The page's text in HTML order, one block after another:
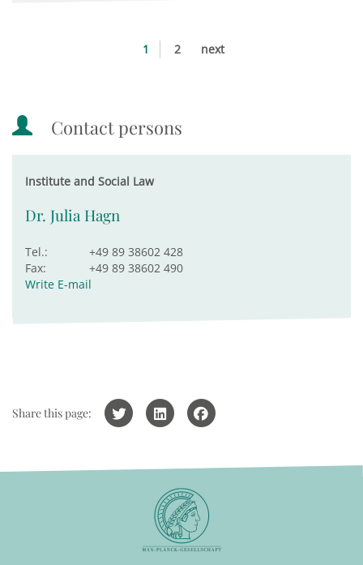
1 2 next
Contact persons
Institute and Social Law
Dr. Julia Hagn
Tel.:
+49 89 38602 428
Fax:
+49 89 38602 490
Write E-mail
Share this page: